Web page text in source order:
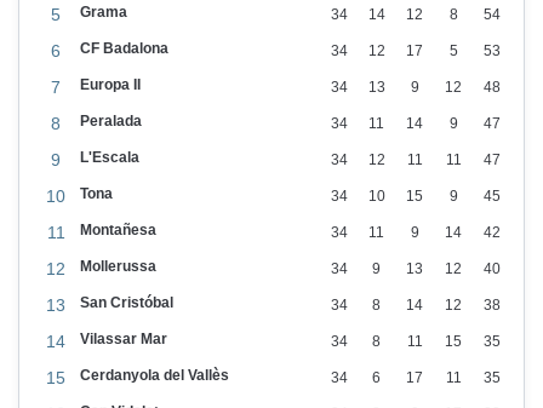
5 Grama 34 14 12 8 54
6 CF Badalona 34 12 17 5 53
7 Europa II 34 13 9 12 48
8 Peralada 34 11 14 9 47
9 L'Escala 34 12 11 11 47
10 Tona 34 10 15 9 45
11 Montañesa 34 11 9 14 42
12 Mollerussa 34 9 13 12 40
13 San Cristóbal 34 8 14 12 38
14 Vilassar Mar 34 8 11 15 35
15 Cerdanyola del Vallès 34 6 17 11 35